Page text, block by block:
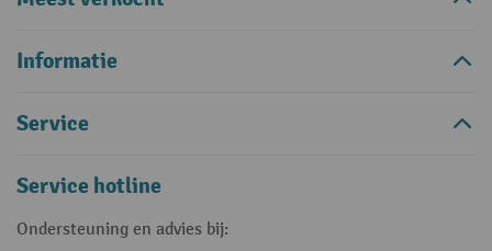
Informatie
Service
Service hotline
Ondersteuning en advies bij: